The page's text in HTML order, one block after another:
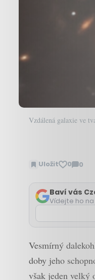
Vzdálená galaxie ve
Uložit 0 0
Baví vás
Vídejte ho
Vesmírný
doby jeho
však jeden velký